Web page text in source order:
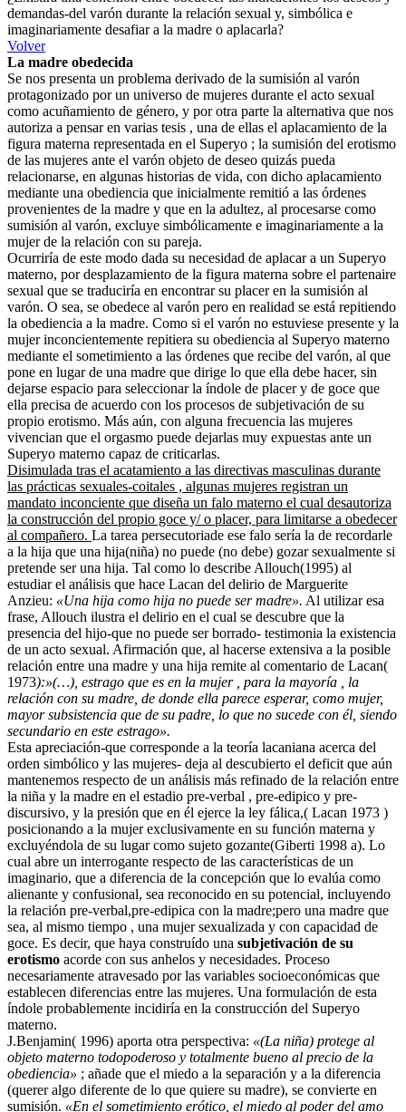
demandas-del varón durante la relación sexual y, simbólica e
imaginariamente desafiar a la madre o aplacarla?
Volver
La madre obedecida
Se nos presenta un problema derivado de la sumisión al varón
protagonizado por un universo de mujeres durante el acto sexual
como acuñamiento de género, y por otra parte la alternativa que nos
autoriza a pensar en varias tesis , una de ellas el aplacamiento de la
figura materna representada en el Superyo ; la sumisión del erotismo
de las mujeres ante el varón objeto de deseo quizás pueda
relacionarse, en algunas historias de vida, con dicho aplacamiento
mediante una obediencia que inicialmente remitió a las órdenes
provenientes de la madre y que en la adultez, al procesarse como
sumisión al varón, excluye simbólicamente e imaginariamente a la
mujer de la relación con su pareja.
Ocurriría de este modo dada su necesidad de aplacar a un Superyo
materno, por desplazamiento de la figura materna sobre el partenaire
sexual que se traduciría en encontrar su placer en la sumisión al
varón. O sea, se obedece al varón pero en realidad se está repitiendo
la obediencia a la madre. Como si el varón no estuviese presente y la
mujer inconcientemente repitiera su obediencia al Superyo materno
mediante el sometimiento a las órdenes que recibe del varón, al que
pone en lugar de una madre que dirige lo que ella debe hacer, sin
dejarse espacio para seleccionar la índole de placer y de goce que
ella precisa de acuerdo con los procesos de subjetivación de su
propio erotismo. Más aún, con alguna frecuencia las mujeres
vivencian que el orgasmo puede dejarlas muy expuestas ante un
Superyo materno capaz de criticarlas.
Disimulada tras el acatamiento a las directivas masculinas durante
las prácticas sexuales-coitales , algunas mujeres registran un
mandato inconciente que diseña un falo materno el cual desautoriza
la construcción del propio goce y/ o placer, para limitarse a obedecer
al compañero. La tarea persecutoriade ese falo sería la de recordarle
a la hija que una hija(niña) no puede (no debe) gozar sexualmente si
pretende ser una hija. Tal como lo describe Allouch(1995) al
estudiar el análisis que hace Lacan del delirio de Marguerite
Anzieu: «Una hija como hija no puede ser madre». Al utilizar esa
frase, Allouch ilustra el delirio en el cual se descubre que la
presencia del hijo-que no puede ser borrado- testimonia la existencia
de un acto sexual. Afirmación que, al hacerse extensiva a la posible
relación entre una madre y una hija remite al comentario de Lacan(
1973):»(…), estrago que es en la mujer , para la mayoría , la
relación con su madre, de donde ella parece esperar, como mujer,
mayor subsistencia que de su padre, lo que no sucede con él, siendo
secundario en este estrago».
Esta apreciación-que corresponde a la teoría lacaniana acerca del
orden simbólico y las mujeres- deja al descubierto el deficit que aún
mantenemos respecto de un análisis más refinado de la relación entre
la niña y la madre en el estadio pre-verbal , pre-edipico y pre-
discursivo, y la presión que en él ejerce la ley fálica,( Lacan 1973 )
posicionando a la mujer exclusivamente en su función materna y
excluyéndola de su lugar como sujeto gozante(Giberti 1998 a). Lo
cual abre un interrogante respecto de las características de un
imaginario, que a diferencia de la concepción que lo evalúa como
alienante y confusional, sea reconocido en su potencial, incluyendo
la relación pre-verbal,pre-edipica con la madre;pero una madre que
sea, al mismo tiempo , una mujer sexualizada y con capacidad de
goce. Es decir, que haya construído una subjetivación de su
erotismo acorde con sus anhelos y necesidades. Proceso
necesariamente atravesado por las variables socioeconómicas que
establecen diferencias entre las mujeres. Una formulación de esta
índole probablemente incidiría en la construcción del Superyo
materno.
J.Benjamin( 1996) aporta otra perspectiva: «(La niña) protege al
objeto materno todopoderoso y totalmente bueno al precio de la
obediencia» ; añade que el miedo a la separación y a la diferencia
(querer algo diferente de lo que quiere su madre), se convierte en
sumisión. «En el sometimiento erótico, el miedo al poder del amo